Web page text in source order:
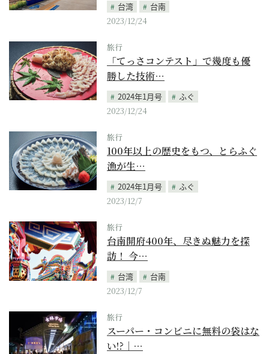
台湾
台南
2023/12/24
旅行
「てっさコンテスト」で幾度も優
勝した技術…
2024年1月号
ふぐ
2023/12/24
旅行
100年以上の歴史をもつ、とらふぐ
漁が生…
2024年1月号
ふぐ
2023/12/7
旅行
台南開府400年、尽きぬ魅力を探
訪！ 今…
台湾
台南
2023/12/7
旅行
スーパー・コンビニに無料の袋はな
い!?｜…